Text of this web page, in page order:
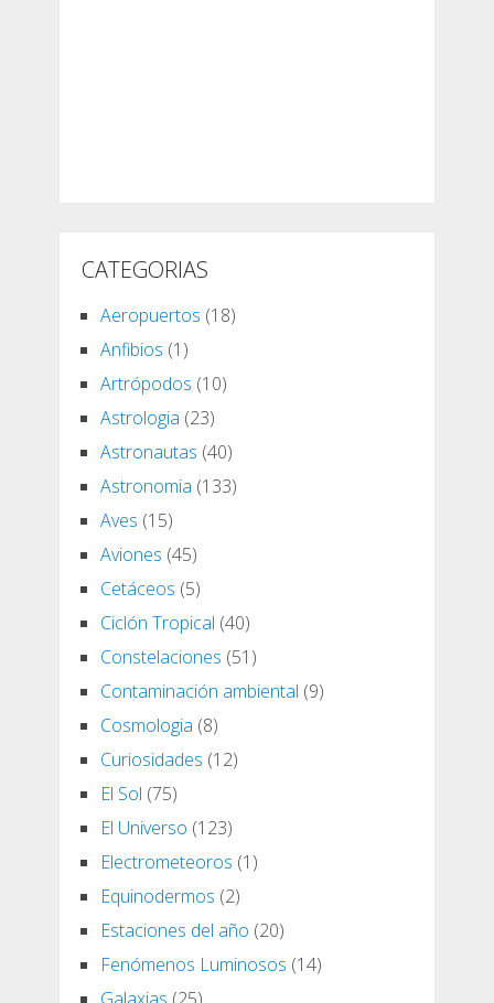
CATEGORIAS
Aeropuertos (18)
Anfibios (1)
Artrópodos (10)
Astrologia (23)
Astronautas (40)
Astronomia (133)
Aves (15)
Aviones (45)
Cetáceos (5)
Ciclón Tropical (40)
Constelaciones (51)
Contaminación ambiental (9)
Cosmologia (8)
Curiosidades (12)
El Sol (75)
El Universo (123)
Electrometeoros (1)
Equinodermos (2)
Estaciones del año (20)
Fenómenos Luminosos (14)